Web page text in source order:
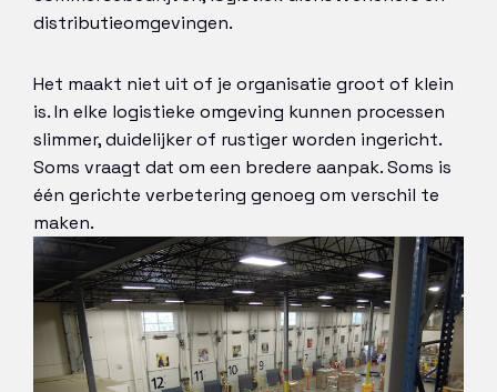
distributieomgevingen.
Het maakt niet uit of je organisatie groot of klein
is. In elke logistieke omgeving kunnen processen
slimmer, duidelijker of rustiger worden ingericht.
Soms vraagt dat om een bredere aanpak. Soms is
één gerichte verbetering genoeg om verschil te
maken.